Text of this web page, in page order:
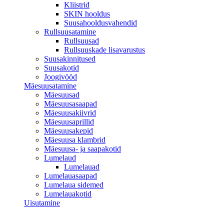
Kliistrid
SKIN hooldus
Suusahooldusvahendid
Rullsuusatamine
Rullsuusad
Rullsuuskade lisavarustus
Suusakinnitused
Suusakotid
Joogivööd
Mäesuusatamine
Mäesuusad
Mäesuusasaapad
Mäesuusakiivrid
Mäesuusaprillid
Mäesuusakepid
Mäesuusa klambrid
Mäesuusa- ja saapakotid
Lumelaud
Lumelauad
Lumelauasaapad
Lumelaua sidemed
Lumelauakotid
Uisutamine